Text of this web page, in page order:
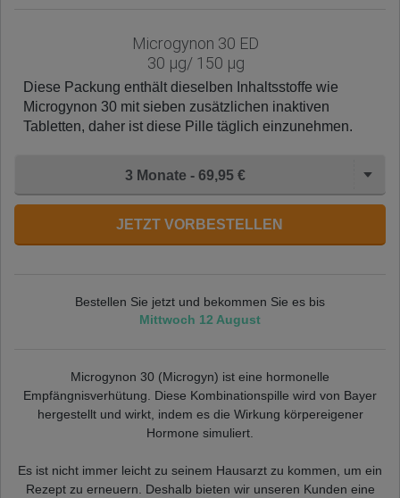
Microgynon 30 ED
30 µg/ 150 µg
Diese Packung enthält dieselben Inhaltsstoffe wie
Microgynon 30 mit sieben zusätzlichen inaktiven
Tabletten, daher ist diese Pille täglich einzunehmen.
3 Monate - 69,95 €
JETZT VORBESTELLEN
Bestellen Sie jetzt und bekommen Sie es bis
Mittwoch 12 August
Microgynon 30 (Microgyn) ist eine hormonelle
Empfängnisverhütung. Diese Kombinationspille wird von Bayer
hergestellt und wirkt, indem es die Wirkung körpereigener
Hormone simuliert.
Es ist nicht immer leicht zu seinem Hausarzt zu kommen, um ein
Rezept zu erneuern. Deshalb bieten wir unseren Kunden eine